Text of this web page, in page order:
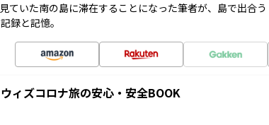
ていた南の島に滞在することになった筆者が、島で出合
録と記憶。
ィズコロナ旅の安心・安全BOOK